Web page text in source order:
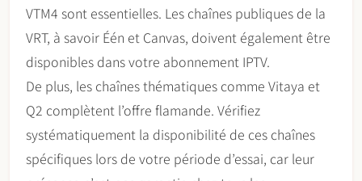
VTM4 sont essentielles. Les chaînes publiques de la
VRT, à savoir Één et Canvas, doivent également être
disponibles dans votre abonnement IPTV.
De plus, les chaînes thématiques comme Vitaya et
Q2 complètent l’offre flamande. Vérifiez
systématiquement la disponibilité de ces chaînes
spécifiques lors de votre période d’essai, car leur